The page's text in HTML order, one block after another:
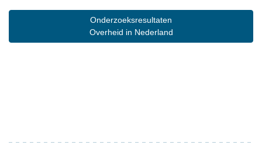
Onderzoeksresultaten
Overheid in Nederland